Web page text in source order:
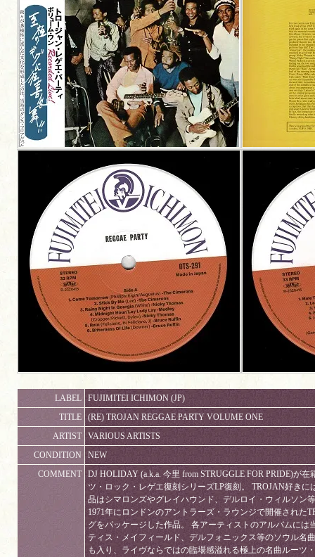
LABEL
FUJIMITEI ICHIMON (JP)
TITLE
(RE) TROJAN REGGAE PARTY VOLUME ONE
ARTIST
VARIOUS ARTISTS
CONDITION
NEW
COMMENT
DJ HOLIDAY (a.k.a. 今里 from STRUGGLE FOR PRIDE)が
ツ・ロック・レゲエ復刻シリーズLP復刻。 TROJAN好き
品はシマロンズやグレイハウンド、デルロイ・ウィルソン
1971年にロンドンのアントラーズ・ラウンジで開催された
グをパッケージした作品。 各アーティストのアルバムには
ティス・メイフィールド、デルフォニックス等のソウル名
も入り、ライヴならではの臨場感溢れる極上の名曲ルーツ